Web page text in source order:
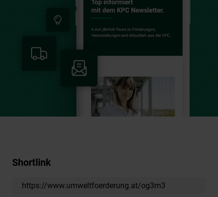
Shortlink
https://www.umweltfoerderung.at/og3m3